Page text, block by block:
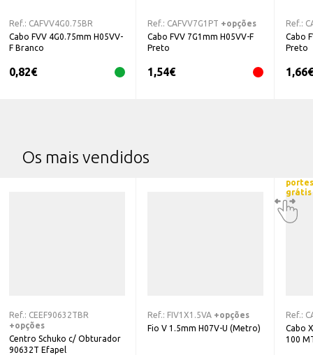
Ref.: CAFVV4G0.75BR
Cabo FVV 4G0.75mm H05VV-
F Branco
0,82€
Ref.: CAFVV7G1PT +opções
Cabo FVV 7G1mm H05VV-F
Preto
1,54€
Ref.:
Cabo
Preto
1,66€
Os mais vendidos
Ref.: CEEF90632TBR
+opções
Centro Schuko c/ Obturador
90632T Efapel
Ref.: FIV1X1.5VA +opções
Fio V 1.5mm H07V-U (Metro)
portes
grátis
Ref.:
Cabo
100